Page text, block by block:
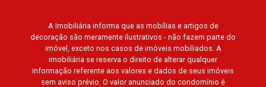
A Imobiliária informa que as mobílias e artigos de
decoração são meramente ilustrativos - não fazem parte do
imóvel, exceto nos casos de imóveis mobiliados. A
imobiliária se reserva o direito de alterar qualquer
informação referente aos valores e dados de seus imóveis
sem aviso prévio. O valor anunciado do condomínio é